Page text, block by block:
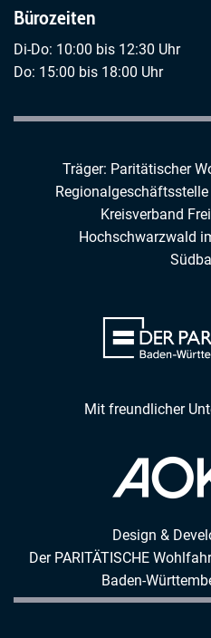
Bürozeiten
Di-Do: 10:00 bis 12:30 Uhr
Do: 15:00 bis 18:00 Uhr
Träger: Paritätischer
Regionalgeschäftsstelle
Kreisverband
Hochschwarzwald
Mit freundlicher
Design &
Der PARITÄTISCHE
Baden-